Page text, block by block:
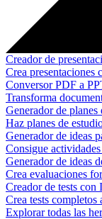
Creador de
Crea presentaciones
Conversor PDF a
Transforma
Generador de
Haz planes de
Generador de ideas
Consigue
Generador de ideas
Crea evaluaciones
Creador de tests con
Crea tests
Explorar todas las